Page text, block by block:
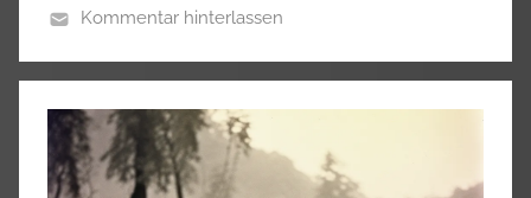
Kommentar hinterlassen